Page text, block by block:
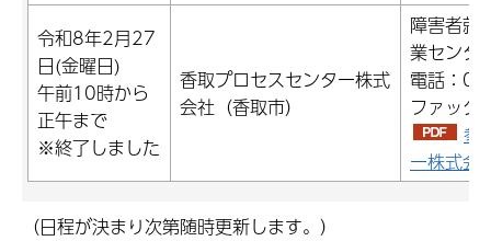
令和8年2月27
日(金曜日)
午前10時から
正午まで
※終了しました
香取プロセスセンター株式
会社（香取市）
障害者就
業センタ
電話：
ファッ
参
ー株式会
（日程が決まり次第随時更新します。）